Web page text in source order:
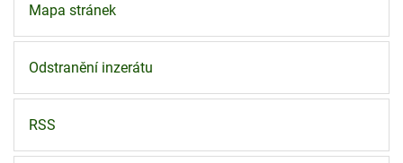
Mapa stránek
Odstranění inzerátu
RSS